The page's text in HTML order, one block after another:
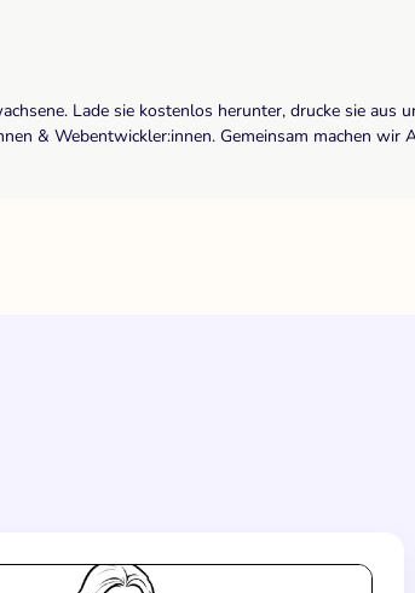
Lade sie kostenlos herunter, drucke sie
& Webentwickler:innen. Gemeinsam machen